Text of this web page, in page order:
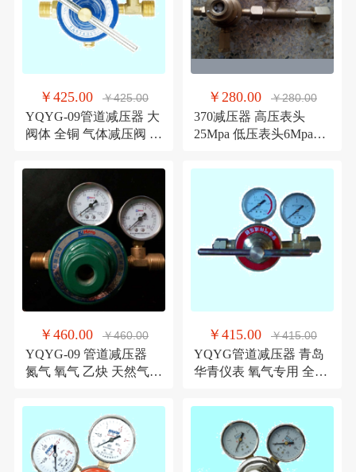
￥425.00 ￥425.00
YQYG-09管道减压器 大
阀体 全铜 气体减压阀 青
￥280.00 ￥280.00
370减压器 高压表头
25Mpa 低压表头6Mpa
￥460.00 ￥460.00
YQYG-09 管道减压器
氮气 氧气 乙炔 天然气等
￥415.00 ￥415.00
YQYG管道减压器 青岛
华青仪表 氧气专用 全铜